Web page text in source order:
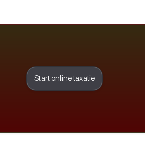
Start online taxatie